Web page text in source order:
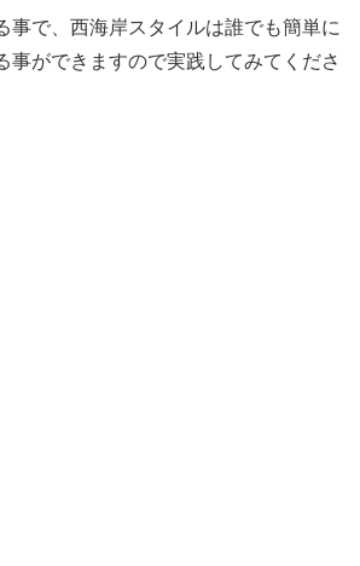
事で、西海岸スタイルは誰でも簡単に
事ができますので実践してみてくださ